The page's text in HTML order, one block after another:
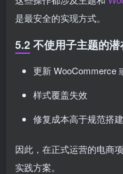
是最安全的实现方式。
5.2 不使用子主题的
更新 WooCommerce
样式覆盖失效
修复成本高于规范搭建
因此，在正式运营的电商
实践方案。